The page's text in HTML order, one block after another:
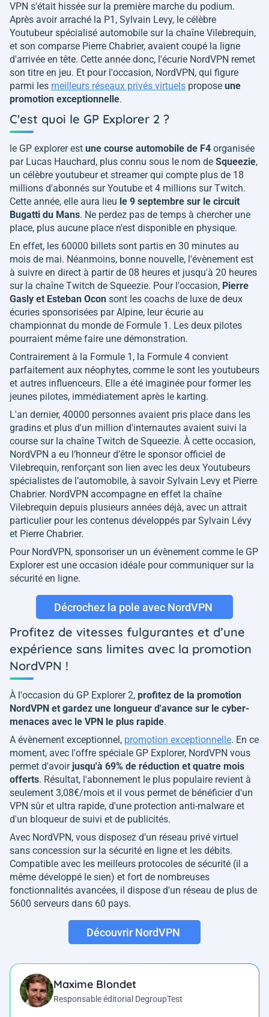
VPN s'était hissée sur la première marche du podium.
Après avoir arraché la P1, Sylvain Levy, le célèbre
Youtubeur spécialisé automobile sur la chaîne Vilebrequin,
et son comparse Pierre Chabrier, avaient coupé la ligne
d'arrivée en tête. Cette année donc, l'écurie NordVPN remet
son titre en jeu. Et pour l'occasion, NordVPN, qui figure
parmi les meilleurs réseaux privés virtuels propose une
promotion exceptionnelle.
C'est quoi le GP Explorer 2 ?
le GP explorer est une course automobile de F4 organisée
par Lucas Hauchard, plus connu sous le nom de Squeezie,
un célèbre youtubeur et streamer qui compte plus de 18
millions d'abonnés sur Youtube et 4 millions sur Twitch.
Cette année, elle aura lieu le 9 septembre sur le circuit
Bugatti du Mans. Ne perdez pas de temps à chercher une
place, plus aucune place n'est disponible en physique.
En effet, les 60000 billets sont partis en 30 minutes au
mois de mai. Néanmoins, bonne nouvelle, l'évènement est
à suivre en direct à partir de 08 heures et jusqu'à 20 heures
sur la chaîne Twitch de Squeezie. Pour l'occasion, Pierre
Gasly et Esteban Ocon sont les coachs de luxe de deux
écuries sponsorisées par Alpine, leur écurie au
championnat du monde de Formule 1. Les deux pilotes
pourraient même faire une démonstration.
Contrairement à la Formule 1, la Formule 4 convient
parfaitement aux néophytes, comme le sont les youtubeurs
et autres influenceurs. Elle a été imaginée pour former les
jeunes pilotes, immédiatement après le karting.
L'an dernier, 40000 personnes avaient pris place dans les
gradins et plus d'un million d'internautes avaient suivi la
course sur la chaîne Twitch de Squeezie. À cette occasion,
NordVPN a eu l’honneur d’être le sponsor officiel de
Vilebrequin, renforçant son lien avec les deux Youtubeurs
spécialistes de l’automobile, à savoir Sylvain Levy et Pierre
Chabrier. NordVPN accompagne en effet la chaîne
Vilebrequin depuis plusieurs années déjà, avec un attrait
particulier pour les contenus développés par Sylvain Lévy
et Pierre Chabrier.
Pour NordVPN, sponsoriser un un évènement comme le GP
Explorer est une occasion idéale pour communiquer sur la
sécurité en ligne.
Décrochez la pole avec NordVPN
Profitez de vitesses fulgurantes et d’une
expérience sans limites avec la promotion
NordVPN !
À l'occasion du GP Explorer 2, profitez de la promotion
NordVPN et gardez une longueur d'avance sur le cyber-
menaces avec le VPN le plus rapide.
A évènement exceptionnel, promotion exceptionnelle. En ce
moment, avec l'offre spéciale GP Explorer, NordVPN vous
permet d'avoir jusqu'à 69% de réduction et quatre mois
offerts. Résultat, l'abonnement le plus populaire revient à
seulement 3,08€/mois et il vous permet de bénéficier d'un
VPN sûr et ultra rapide, d'une protection anti-malware et
d'un bloqueur de suivi et de publicités.
Avec NordVPN, vous disposez d'un réseau privé virtuel
sans concession sur la sécurité en ligne et les débits.
Compatible avec les meilleurs protocoles de sécurité (il a
même développé le sien) et fort de nombreuses
fonctionnalités avancées, il dispose d'un réseau de plus de
5600 serveurs dans 60 pays.
Découvrir NordVPN
Maxime Blondet
Responsable éditorial DegroupTest